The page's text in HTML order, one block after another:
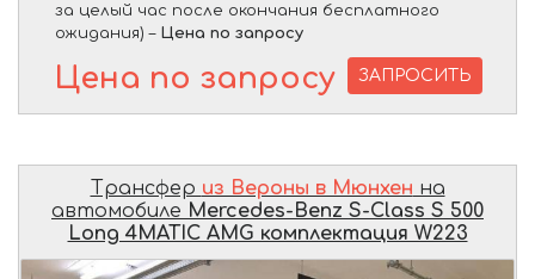
за целый час после окончания бесплатного
ожидания) – Цена по запросу
Цена по запросу ЗАПРОСИТЬ
Трансфер из Вероны в Мюнхен на
автомобиле Mercedes-Benz S-Class S 500
Long 4MATIC AMG комплектация W223